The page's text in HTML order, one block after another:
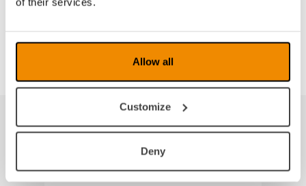
Allow all
Customize
Deny
Acunis 50%
Produkter fra samme kategori